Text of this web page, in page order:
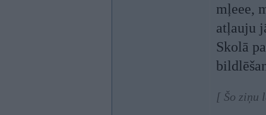
mļeee,
atļauju
Skolā
[ Šo ziņu